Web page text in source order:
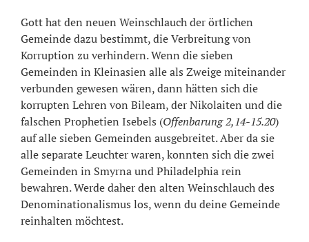
Gott hat den neuen Weinschlauch der örtlichen
Gemeinde dazu bestimmt, die Verbreitung von
Korruption zu verhindern. Wenn die sieben
Gemeinden in Kleinasien alle als Zweige miteinander
verbunden gewesen wären, dann hätten sich die
korrupten Lehren von Bileam, der Nikolaiten und die
falschen Prophetien Isebels (Offenbarung 2,14-15.20)
auf alle sieben Gemeinden ausgebreitet. Aber da sie
alle separate Leuchter waren, konnten sich die zwei
Gemeinden in Smyrna und Philadelphia rein
bewahren. Werde daher den alten Weinschlauch des
Denominationalismus los, wenn du deine Gemeinde
reinhalten möchtest.